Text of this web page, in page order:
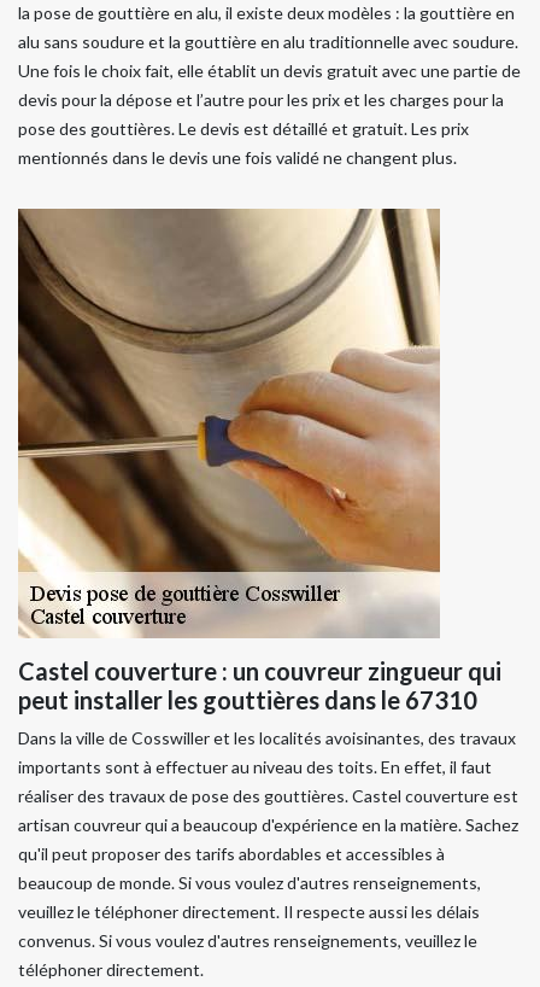
la pose de gouttière en alu, il existe deux modèles : la gouttière en
alu sans soudure et la gouttière en alu traditionnelle avec soudure.
Une fois le choix fait, elle établit un devis gratuit avec une partie de
devis pour la dépose et l’autre pour les prix et les charges pour la
pose des gouttières. Le devis est détaillé et gratuit. Les prix
mentionnés dans le devis une fois validé ne changent plus.
Castel couverture : un couvreur zingueur qui
peut installer les gouttières dans le 67310
Dans la ville de Cosswiller et les localités avoisinantes, des travaux
importants sont à effectuer au niveau des toits. En effet, il faut
réaliser des travaux de pose des gouttières. Castel couverture est
artisan couvreur qui a beaucoup d'expérience en la matière. Sachez
qu'il peut proposer des tarifs abordables et accessibles à
beaucoup de monde. Si vous voulez d'autres renseignements,
veuillez le téléphoner directement. Il respecte aussi les délais
convenus. Si vous voulez d'autres renseignements, veuillez le
téléphoner directement.